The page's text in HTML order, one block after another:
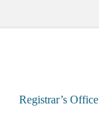
Registrar’s Office